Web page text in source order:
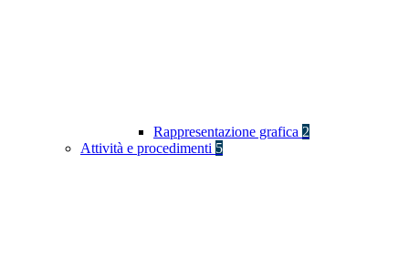
Rappresentazione grafica 2
Attività e procedimenti 5